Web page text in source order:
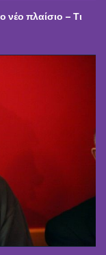
νέο πλαίσιο – Τι